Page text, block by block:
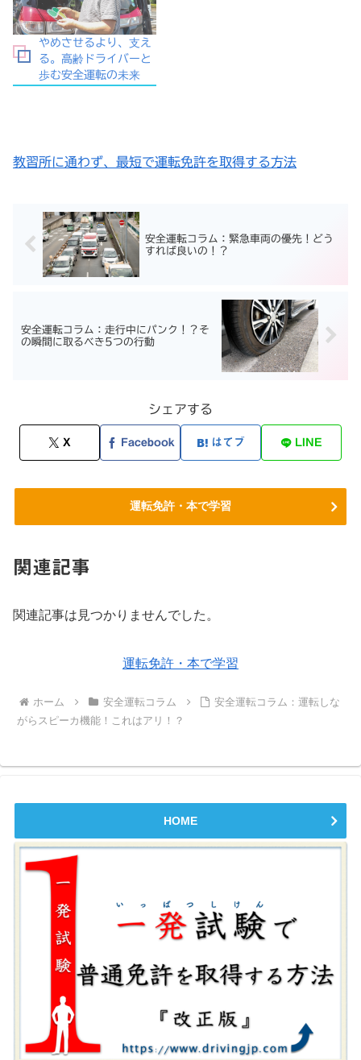
やめさせるより、支え
る。高齢ドライバーと
歩む安全運転の未来
教習所に通わず、最短で運転免許を取得する方法
安全運転コラム：緊急車両の優先！どう
すれば良いの！？
安全運転コラム：走行中にパンク！？そ
の瞬間に取るべき5つの行動
シェアする
X Facebook はてブ LINE
運転免許・本で学習
関連記事
関連記事は見つかりませんでした。
運転免許・本で学習
ホーム 安全運転コラム
安全運転コラム：運転しな
がらスピーカ機能！これはアリ！？
HOME